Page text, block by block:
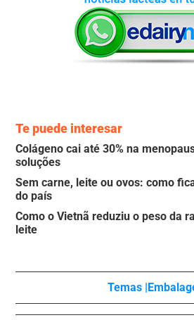
Te puede interesar
Colágeno cai até 30% na
soluções
Sem carne, leite ou ovos: como
do país
Como o Vietnã reduziu o peso da
leite
Temas |